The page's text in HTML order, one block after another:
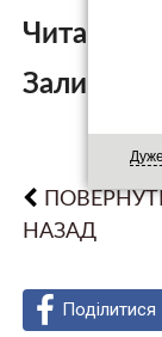
Читайте
Залишити
НАЗАД
Поділитися